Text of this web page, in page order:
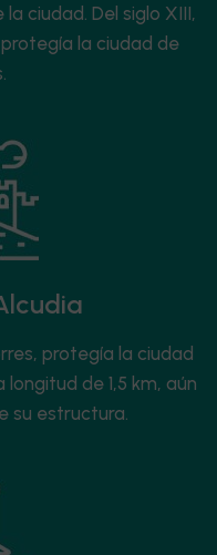
ciudad. Del siglo XIII,
la ciudad de
protegía la ciudad
de 1,5 km, aún
su estructura.